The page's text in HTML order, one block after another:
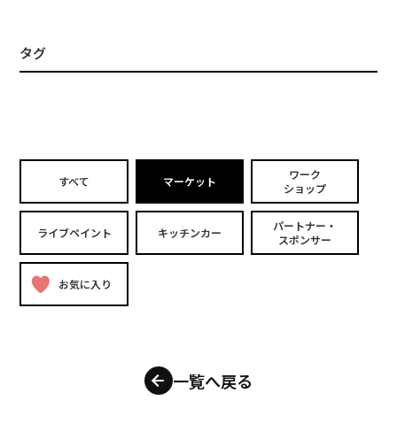
タグ
すべて マーケット
ワーク
ショップ
ライブペイント キッチンカー
パートナー・
スポンサー
お気に入り
一覧へ戻る